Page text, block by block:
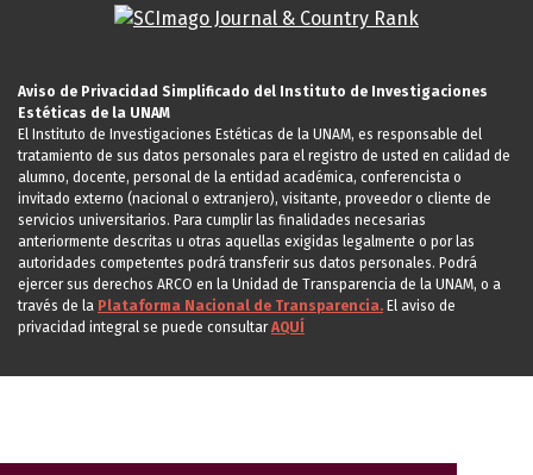
Aviso de Privacidad Simplificado del Instituto de Investigaciones
Estéticas de la UNAM
El Instituto de Investigaciones Estéticas de la UNAM, es responsable del
tratamiento de sus datos personales para el registro de usted en calidad de
alumno, docente, personal de la entidad académica, conferencista o
invitado externo (nacional o extranjero), visitante, proveedor o cliente de
servicios universitarios. Para cumplir las finalidades necesarias
anteriormente descritas u otras aquellas exigidas legalmente o por las
autoridades competentes podrá transferir sus datos personales. Podrá
ejercer sus derechos ARCO en la Unidad de Transparencia de la UNAM, o a
través de la Plataforma Nacional de Transparencia. El aviso de
privacidad integral se puede consultarAQUÍ